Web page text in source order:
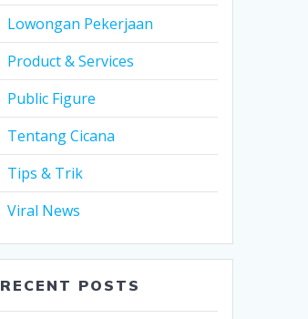
Lowongan Pekerjaan
Product & Services
Public Figure
Tentang Cicana
Tips & Trik
Viral News
RECENT POSTS